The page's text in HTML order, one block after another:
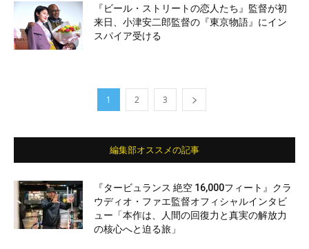
『ビール・ストリートの恋人たち』監督が初
来日、小津安二郎監督の『東京物語』にイン
スパイア受ける
1 2 3
編集部オススメの記事
『タービュランス 絶空 16,000フィート』クラ
ウディオ・ファエ監督オフィシャルインタビ
ュー「本作は、人間の回復力と真実の解放力
の核心へと迫る旅」